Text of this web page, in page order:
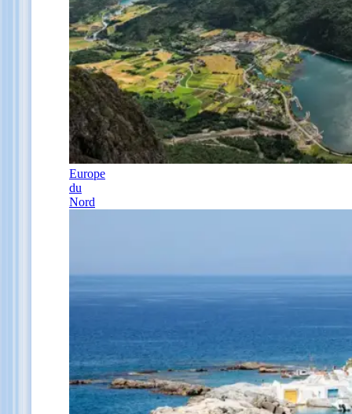
Europe
du
Nord